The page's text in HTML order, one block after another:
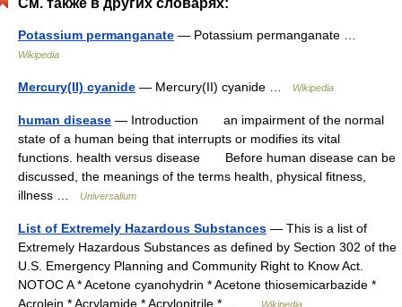
См. также в других словарях:
Potassium permanganate — Potassium permanganate …
Wikipedia
Mercury(II) cyanide — Mercury(II) cyanide … Wikipedia
human disease — Introduction an impairment of the normal
state of a human being that interrupts or modifies its vital
functions. health versus disease Before human disease can be
discussed, the meanings of the terms health, physical fitness,
illness …
Universalium
List of Extremely Hazardous Substances — This is a list of
Extremely Hazardous Substances as defined by Section 302 of the
U.S. Emergency Planning and Community Right to Know Act.
NOTOC A * Acetone cyanohydrin * Acetone thiosemicarbazide *
Acrolein * Acrylamide * Acrylonitrile *… …
Wikipedia